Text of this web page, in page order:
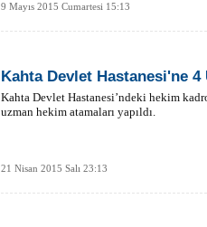
9 Mayıs 2015 Cumartesi 15:13
Kahta Devlet Hastanesi'ne 4
Kahta Devlet Hastanesi’ndeki hekim
uzman hekim atamaları yapıldı.
21 Nisan 2015 Salı 23:13